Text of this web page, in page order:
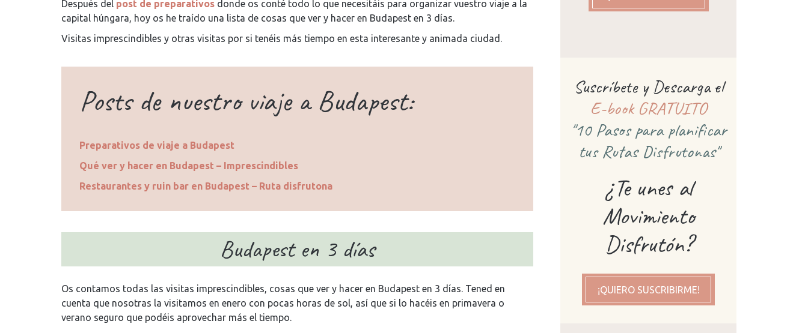
Después del post de preparativos donde os conté todo lo que necesitáis para organizar vuestro viaje a la
capital húngara, hoy os he traído una lista de cosas que ver y hacer en Budapest en 3 días.
Visitas imprescindibles y otras visitas por si tenéis más tiempo en esta interesante y animada ciudad.
Posts de nuestro viaje a Budapest:
Preparativos de viaje a Budapest
Qué ver y hacer en Budapest – Imprescindibles
Restaurantes y ruin bar en Budapest – Ruta disfrutona
Budapest en 3 días
Os contamos todas las visitas imprescindibles, cosas que ver y hacer en Budapest en 3 días. Tened en
cuenta que nosotras la visitamos en enero con pocas horas de sol, así que si lo hacéis en primavera o
verano seguro que podéis aprovechar más el tiempo.
Suscríbete y Descarga el
E-book GRATUITO
"10 Pasos para planificar
tus Rutas Disfrutonas"
¿Te unes al
Movimiento
Disfrutón?
¡QUIERO SUSCRIBIRME!